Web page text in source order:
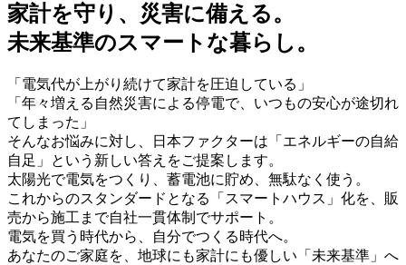
家計を守り、災害に備える。
未来基準のスマートな暮らし。
「電気代が上がり続けて家計を圧迫している」
「年々増える自然災害による停電で、いつもの安心が途切れ
てしまった」
そんなお悩みに対し、日本ファクターは「エネルギーの自給
自足」という新しい答えをご提案します。
太陽光で電気をつくり、蓄電池に貯め、無駄なく使う。
これからのスタンダードとなる「スマートハウス」化を、販
売から施工まで自社一貫体制でサポート。
電気を買う時代から、自分でつくる時代へ。
あなたのご家庭を、地球にも家計にも優しい「未来基準」へ